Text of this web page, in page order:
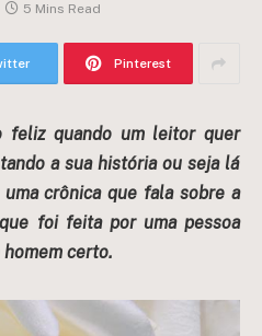
5 Mins Read
Pinterest
feliz quando um leitor quer
a sua história ou seja lá
crônica que fala sobre a
foi feita por uma pessoa
certo.